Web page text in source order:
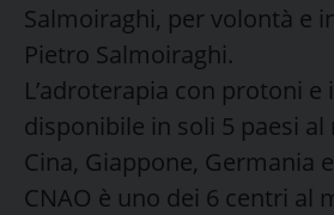
Salmoiraghi, per volontà e
Pietro Salmoiraghi.
L’adroterapia con protoni
disponibile in soli 5 paesi al
Cina, Giappone, Germania
CNAO è uno dei 6 centri al